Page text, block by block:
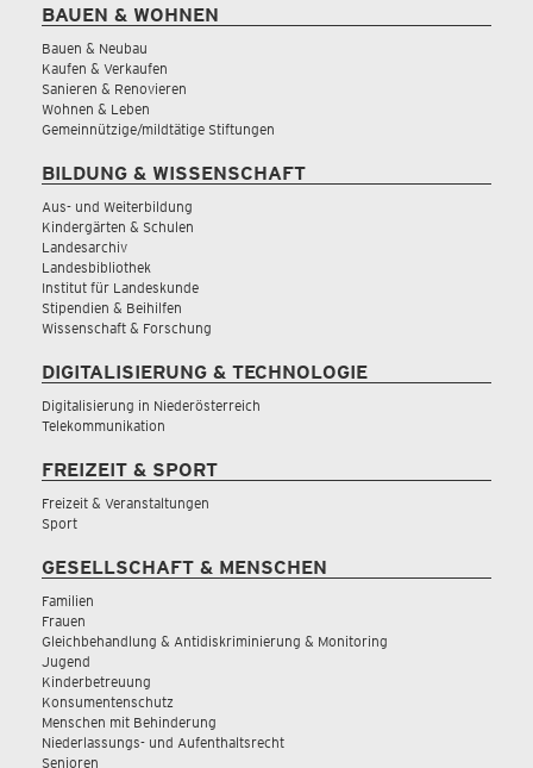
BAUEN & WOHNEN
Bauen & Neubau
Kaufen & Verkaufen
Sanieren & Renovieren
Wohnen & Leben
Gemeinnützige/mildtätige Stiftungen
BILDUNG & WISSENSCHAFT
Aus- und Weiterbildung
Kindergärten & Schulen
Landesarchiv
Landesbibliothek
Institut für Landeskunde
Stipendien & Beihilfen
Wissenschaft & Forschung
DIGITALISIERUNG & TECHNOLOGIE
Digitalisierung in Niederösterreich
Telekommunikation
FREIZEIT & SPORT
Freizeit & Veranstaltungen
Sport
GESELLSCHAFT & MENSCHEN
Familien
Frauen
Gleichbehandlung & Antidiskriminierung & Monitoring
Jugend
Kinderbetreuung
Konsumentenschutz
Menschen mit Behinderung
Niederlassungs- und Aufenthaltsrecht
Senioren